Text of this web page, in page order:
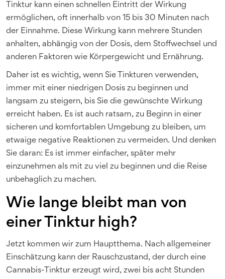
Tinktur kann einen schnellen Eintritt der Wirkung
ermöglichen, oft innerhalb von 15 bis 30 Minuten nach
der Einnahme. Diese Wirkung kann mehrere Stunden
anhalten, abhängig von der Dosis, dem Stoffwechsel und
anderen Faktoren wie Körpergewicht und Ernährung.
Daher ist es wichtig, wenn Sie Tinkturen verwenden,
immer mit einer niedrigen Dosis zu beginnen und
langsam zu steigern, bis Sie die gewünschte Wirkung
erreicht haben. Es ist auch ratsam, zu Beginn in einer
sicheren und komfortablen Umgebung zu bleiben, um
etwaige negative Reaktionen zu vermeiden. Und denken
Sie daran: Es ist immer einfacher, später mehr
einzunehmen als mit zu viel zu beginnen und die Reise
unbehaglich zu machen.
Wie lange bleibt man von
einer Tinktur high?
Jetzt kommen wir zum Hauptthema. Nach allgemeiner
Einschätzung kann der Rauschzustand, der durch eine
Cannabis-Tinktur erzeugt wird, zwei bis acht Stunden